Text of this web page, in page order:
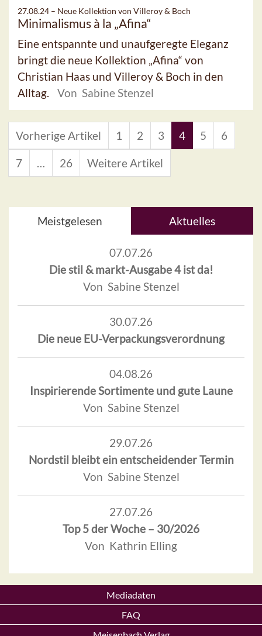
27.08.24 – Neue Kollektion von Villeroy & Boch
Minimalismus à la „Afina“
Eine entspannte und unaufgeregte Eleganz
bringt die neue Kollektion „Afina“ von
Christian Haas und Villeroy & Boch in den
Alltag.
Von Sabine Stenzel
Vorherige Artikel 1 2 3 4 5 6
7 … 26 Weitere Artikel
Meistgelesen Aktuelles
07.07.26
Die stil & markt-Ausgabe 4 ist da!
Von Sabine Stenzel
30.07.26
Die neue EU-Verpackungsverordnung
04.08.26
Inspirierende Sortimente und gute Laune
Von Sabine Stenzel
29.07.26
Nordstil bleibt ein entscheidender Termin
Von Sabine Stenzel
27.07.26
Top 5 der Woche – 30/2026
Von Kathrin Elling
Mediadaten
FAQ